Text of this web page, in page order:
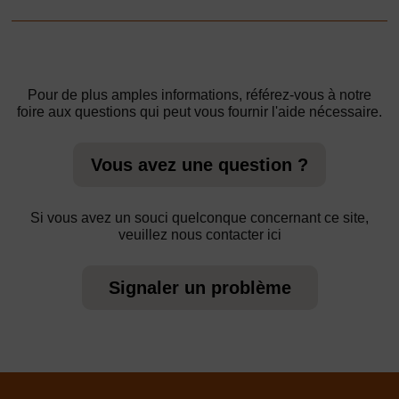
Pour de plus amples informations, référez-vous à notre
foire aux questions qui peut vous fournir l'aide nécessaire.
Vous avez une question ?
Si vous avez un souci quelconque concernant ce site,
veuillez nous contacter ici
Signaler un problème